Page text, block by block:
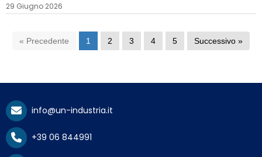
29 Giugno 2026
« Precedente 1 2 3 4 5 Successivo »
info@un-industria.it
+39 06 844991